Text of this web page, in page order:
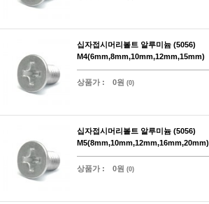
십자접시머리볼트 알루미늄 (5056)
M4(6mm,8mm,10mm,12mm,15mm)
상품가 : 0원 (0)
십자접시머리볼트 알루미늄 (5056)
M5(8mm,10mm,12mm,16mm,20mm)
상품가 : 0원 (0)